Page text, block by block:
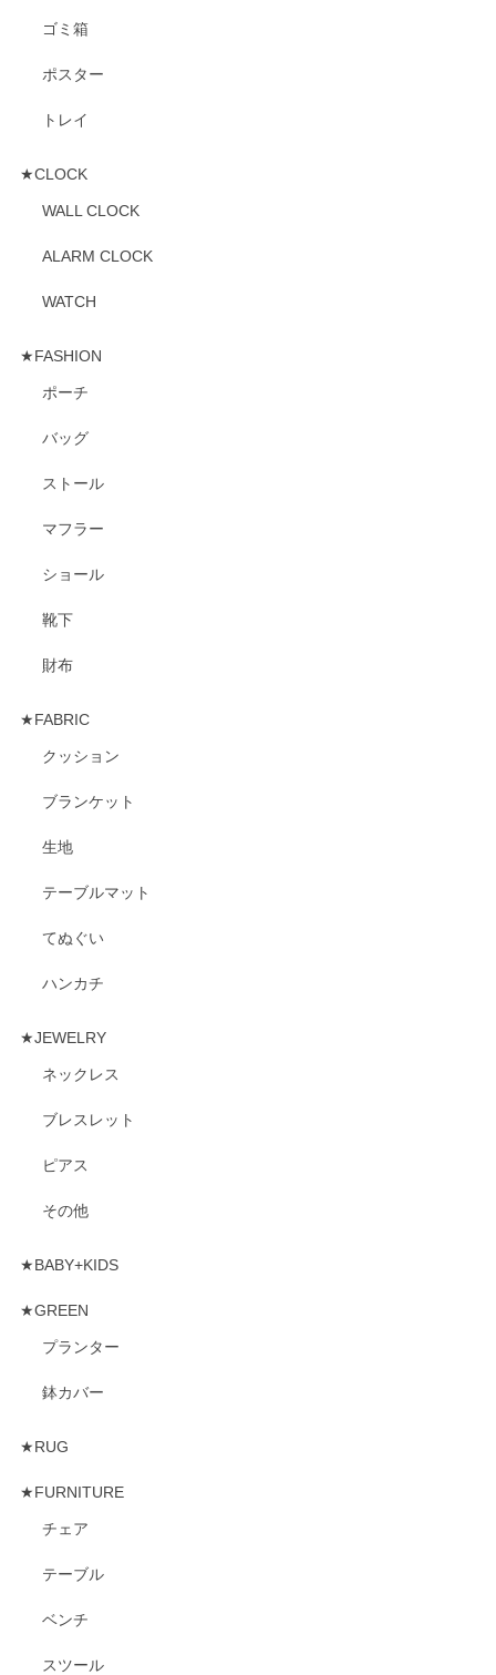
ゴミ箱
ポスター
トレイ
★CLOCK
WALL CLOCK
ALARM CLOCK
WATCH
★FASHION
ポーチ
バッグ
ストール
マフラー
ショール
靴下
財布
★FABRIC
クッション
ブランケット
生地
テーブルマット
てぬぐい
ハンカチ
★JEWELRY
ネックレス
ブレスレット
ピアス
その他
★BABY+KIDS
★GREEN
プランター
鉢カバー
★RUG
★FURNITURE
チェア
テーブル
ベンチ
スツール